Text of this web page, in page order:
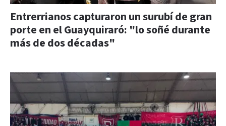
Entrerrianos capturaron un surubí de gran
porte en el Guayquiraró: "lo soñé durante
más de dos décadas"